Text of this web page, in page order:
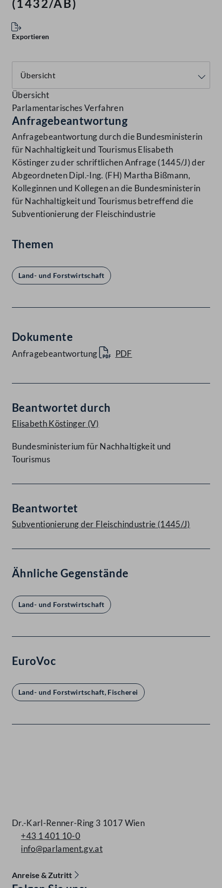
(1432/AB)
Exportieren
Übersicht
Parlamentarisches Verfahren
Anfragebeantwortung
Anfragebeantwortung durch die Bundesministerin
für Nachhaltigkeit und Tourismus Elisabeth
Köstinger zu der schriftlichen Anfrage (1445/J) der
Abgeordneten Dipl.-Ing. (FH) Martha Bißmann,
Kolleginnen und Kollegen an die Bundesministerin
für Nachhaltigkeit und Tourismus betreffend die
Subventionierung der Fleischindustrie
Themen
Land- und Forstwirtschaft
Dokumente
Anfragebeantwortung PDF
Beantwortet durch
Elisabeth Köstinger (V)
Bundesministerium für Nachhaltigkeit und
Tourismus
Beantwortet
Subventionierung der Fleischindustrie (1445/J)
Ähnliche Gegenstände
Land- und Forstwirtschaft
EuroVoc
Land- und Forstwirtschaft, Fischerei
Dr.-Karl-Renner-Ring 3 1017 Wien
+43 1 401 10-0
info@parlament.gv.at
Anreise & Zutritt